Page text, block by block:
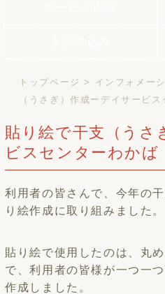
トップページ > インフォメー
（うさぎ）作成ーデイサービ
貼り絵で干支（うさ
ビスセンターわかば
利用者の皆さんで、今年の
り絵作成に取り組みました。
貼り絵で使用したのは、丸
で、利用者の皆様が一つ一
作成しました。